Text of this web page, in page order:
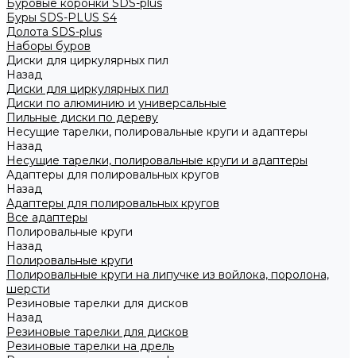
Буровые коронки SDS-plus
Буры SDS-PLUS S4
Долота SDS-plus
Наборы буров
Диски для циркулярных пил
Назад
Диски для циркулярных пил
Диски по алюминию и универсальные
Пильные диски по дереву
Несущие тарелки, полировальные круги и адаптеры
Назад
Несущие тарелки, полировальные круги и адаптеры
Адаптеры для полировальных кругов
Назад
Адаптеры для полировальных кругов
Все адаптеры
Полировальные круги
Назад
Полировальные круги
Полировальные круги на липучке из войлока, поролона,
шерсти
Резиновые тарелки для дисков
Назад
Резиновые тарелки для дисков
Резиновые тарелки на дрель